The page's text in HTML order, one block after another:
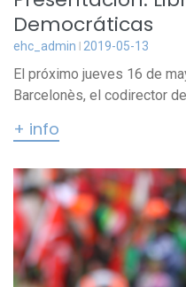
Democráticas
ehc_admin 2019-05-13
El próximo jueves 16 de
Barcelonès, el codirector
+ info